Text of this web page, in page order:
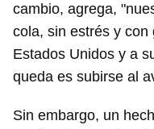
cambio, agrega,
cola, sin estrés y
Estados Unidos y a
queda es subirse al
Sin embargo, un